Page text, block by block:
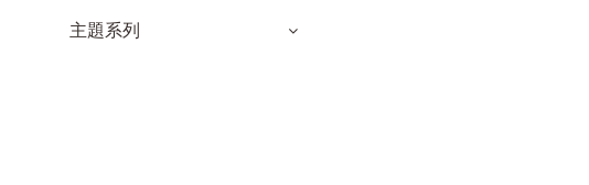
主題系列